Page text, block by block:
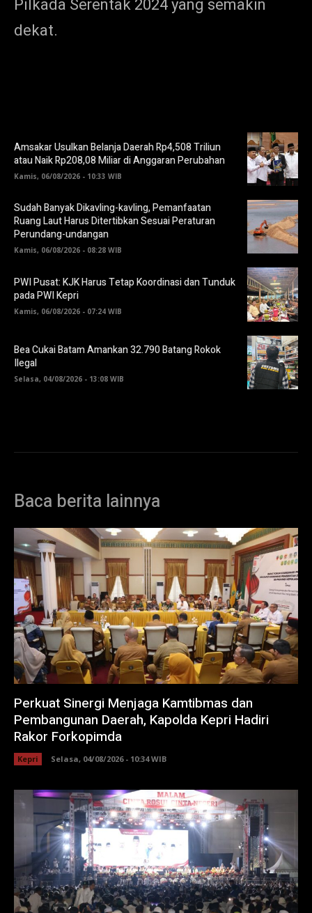
Pilkada Serentak 2024 yang semakin
dekat.
Amsakar Usulkan Belanja Daerah Rp4,508 Triliun
atau Naik Rp208,08 Miliar di Anggaran Perubahan
Kamis, 06/08/2026 - 10:33 WIB
Sudah Banyak Dikavling-kavling, Pemanfaatan
Ruang Laut Harus Ditertibkan Sesuai Peraturan
Perundang-undangan
Kamis, 06/08/2026 - 08:28 WIB
PWI Pusat: KJK Harus Tetap Koordinasi dan Tunduk
pada PWI Kepri
Kamis, 06/08/2026 - 07:24 WIB
Bea Cukai Batam Amankan 32.790 Batang Rokok
Ilegal
Selasa, 04/08/2026 - 13:08 WIB
Baca berita lainnya
Perkuat Sinergi Menjaga Kamtibmas dan
Pembangunan Daerah, Kapolda Kepri Hadiri
Rakor Forkopimda
Kepri Selasa, 04/08/2026 - 10:34 WIB